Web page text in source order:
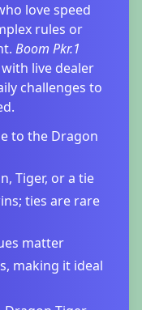
love speed
rules or
Boom Pkr.1
live dealer
challenges to
to the Dragon
Tiger, or a tie
ties are rare
matter
making it ideal